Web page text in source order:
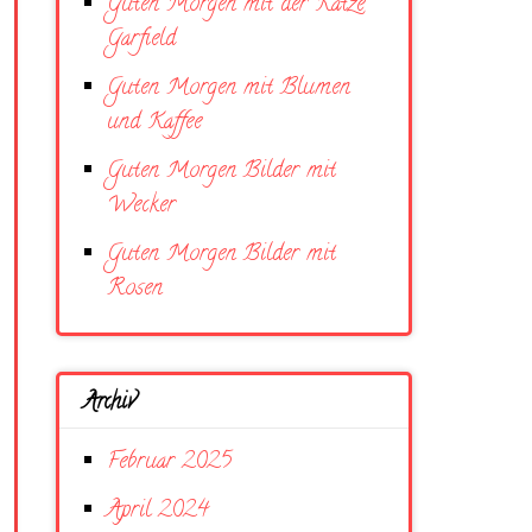
Garfield
Guten Morgen mit Blumen
und Kaffee
Guten Morgen Bilder mit
Wecker
Guten Morgen Bilder mit
Rosen
Archiv
Februar 2025
April 2024